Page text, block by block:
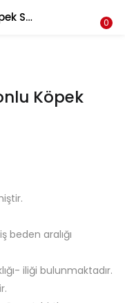
LOVED Deep – Kapüşonlu Köpek Sweatshirt – A40231 0
Köpek
beden aralığı
iliği bulunmaktadır.